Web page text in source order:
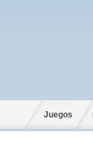
Juegos